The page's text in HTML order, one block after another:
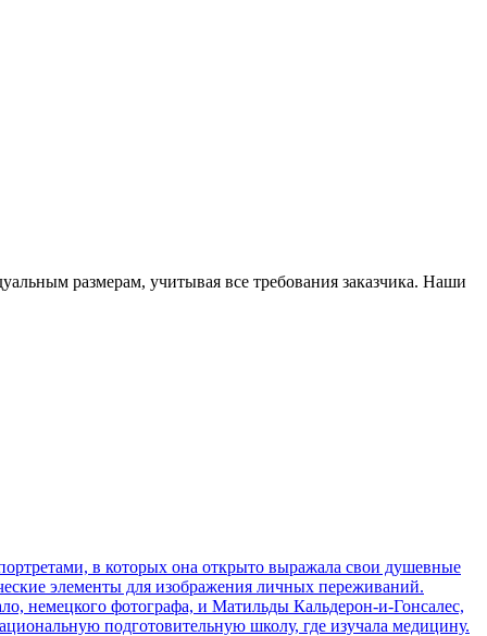
размерам, учитывая все требования заказчика. Наши